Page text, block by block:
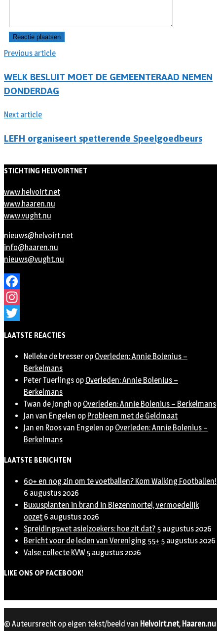
Previous article
WELK BESLUIT MOET DE GEMEENTERAAD NEMEN
DONDERDAG
Next article
LEFH organiseert spetterende Speelgoedbeurs
STICHTING HELVOIRTNET
www.helvoirt.net
www.haaren.nu
www.vught.nu
nieuws@helvoirt.net
info@haaren.nu
nieuws@vught.nu
Facebook
Instagram
LAATSTE REACTIES
Nelleke de bresser op Overleden: Annie Bolenius –
Berkelmans
Peter Tuerlings op Overleden: Annie Bolenius –
Berkelmans
Twan de Jongh op Overleden: Annie Bolenius – Berkelmans
Jan van Engelen op Probleem met de Geldmaat
Jan en Roos van Engelen op Overleden: Annie Bolenius –
Berkelmans
LAATSTE BERICHTEN
60+ en nog zin om te voetballen? Kom Walking Footballen!
6 augustus 2026
Buxusplanten in brand in Biezenmortel, vermoedelijk
opzet 6 augustus 2026
Spreidingswet asielzoekers: hoe zit dat? 5 augustus 2026
Bericht voor de leden van Vereniging 55+ 5 augustus 2026
Valse collecte KVW 5 augustus 2026
LIKE ONS OP FACEBOOK!
© Auteursrecht op eigen tekst/beeld van Helvoirt.net, Haaren.nu